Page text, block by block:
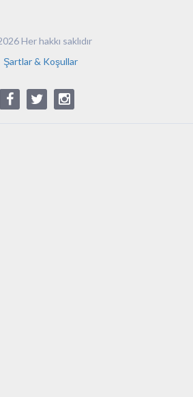
Her hakkı saklıdır
Şartlar & Koşullar